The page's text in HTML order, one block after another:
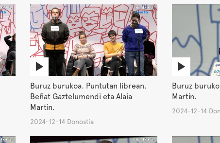
Buruz burukoa. Puntutan librean.
Beñat Gaztelumendi eta Alaia
Martin.
2024-12-14 Donostia
Buruz
Martin.
2024-12-14